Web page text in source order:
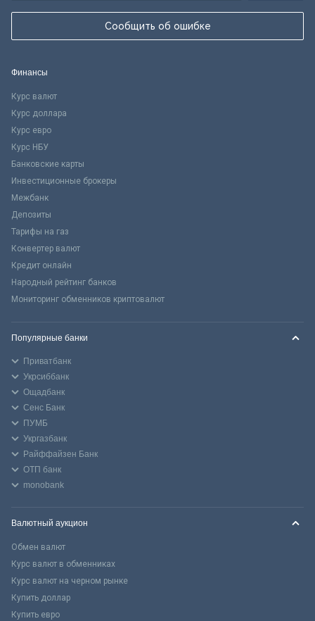
Сообщить об ошибке
Финансы
Курс валют
Курс доллара
Курс евро
Курс НБУ
Банковские карты
Инвестиционные брокеры
Межбанк
Депозиты
Тарифы на газ
Конвертер валют
Кредит онлайн
Народный рейтинг банков
Мониторинг обменников криптовалют
Популярные банки
Приватбанк
Укрсиббанк
Ощадбанк
Сенс Банк
ПУМБ
Укргазбанк
Райффайзен Банк
ОТП банк
monobank
Валютный аукцион
Обмен валют
Курс валют в обменниках
Курс валют на черном рынке
Купить доллар
Купить евро